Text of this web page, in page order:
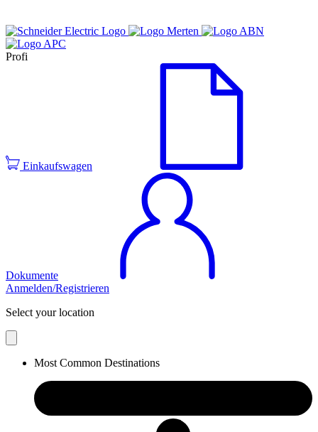
Profi
Einkaufswagen
Dokumente
Anmelden/Registrieren
Select your location
Most Common Destinations